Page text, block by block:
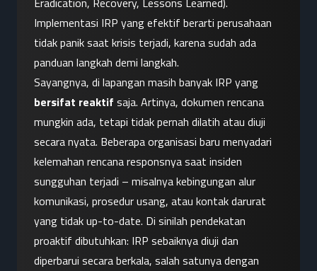
Implementasi IRP yang efektif berarti perusahaan
tidak panik saat krisis terjadi, karena sudah ada
panduan langkah demi langkah.
bersifat reaktif saja. Artinya, dokumen rencana
mungkin ada, tetapi tidak pernah dilatih atau diuji
secara nyata. Beberapa organisasi baru menyadari
kelemahan rencana responsnya saat insiden
sungguhan terjadi – misalnya kebingungan alur
komunikasi, prosedur usang, atau kontak darurat
yang tidak up-to-date. Di sinilah pendekatan
proaktif dibutuhkan: IRP sebaiknya diuji dan
diperbarui secara berkala, salah satunya dengan